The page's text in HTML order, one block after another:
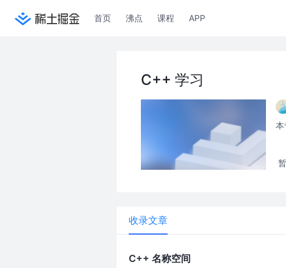
首页 沸点 课程 APP
C++ 学习
本
收录文章
C++ 名称空间